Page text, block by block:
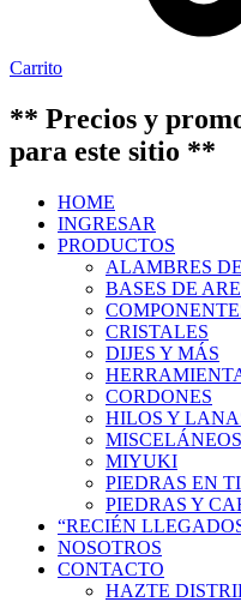
Carrito
** Precios y
para este sitio **
HOME
INGRESAR
PRODUCTOS
ALAMBRES
BASES DE
CRISTALES
DIJES Y MÁS
CORDONES
HILOS Y
MISCELÁNEOS
MIYUKI
PIEDRAS EN
PIEDRAS Y
“RECIÉN
NOSOTROS
CONTACTO
HAZTE